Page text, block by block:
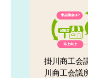
掛川商工会
川商工会議